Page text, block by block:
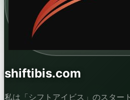
shiftibis.com
私は「シフトアイビス」のスター